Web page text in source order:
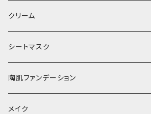
クリーム
シートマスク
陶肌ファンデーション
メイク